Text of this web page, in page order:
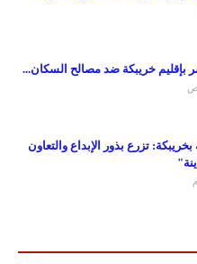
خريبكة ضد مصالح السكان...
تزرع بذور الإبداع والتعاون